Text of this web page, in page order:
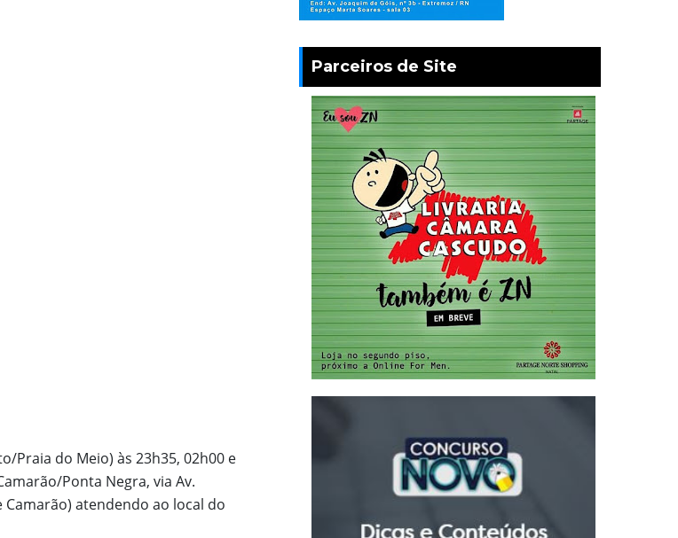
Praia do Meio) às 23h35, 02h00 e
Ponta Negra, via Av.
Camarão) atendendo ao local do
Parceiros de Site